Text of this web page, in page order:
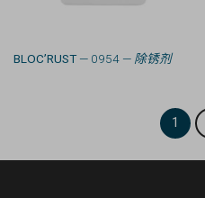
BLOC’RUST— 0954 —除锈剂
1